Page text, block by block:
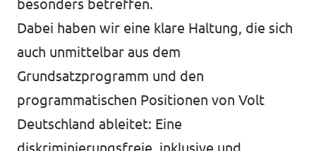
besonders betreffen.
Dabei haben wir eine klare Haltung, die sich
auch unmittelbar aus dem
Grundsatzprogramm und den
programmatischen Positionen von Volt
Deutschland ableitet: Eine